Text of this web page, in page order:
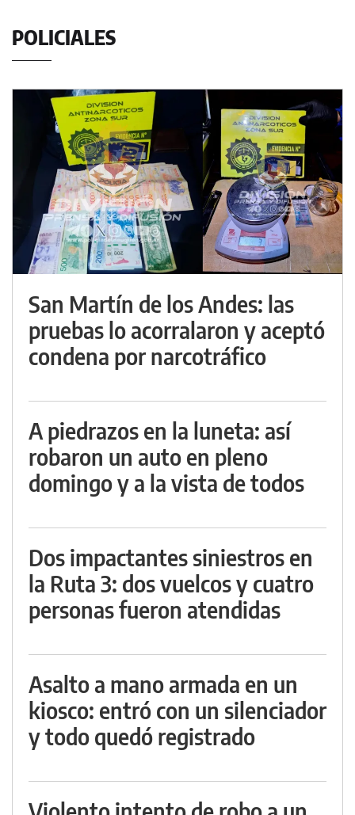
POLICIALES
San Martín de los Andes: las
pruebas lo acorralaron y aceptó
condena por narcotráfico
A piedrazos en la luneta: así
robaron un auto en pleno
domingo y a la vista de todos
Dos impactantes siniestros en
la Ruta 3: dos vuelcos y cuatro
personas fueron atendidas
Asalto a mano armada en un
kiosco: entró con un silenciador
y todo quedó registrado